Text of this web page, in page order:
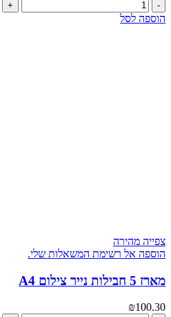
כמות
של
הוספה לסל
צפייה מהירה
הוספה אל רשימת המשאלות שלי.
מארז 5 חבילות נייר צילום A4
₪100.30